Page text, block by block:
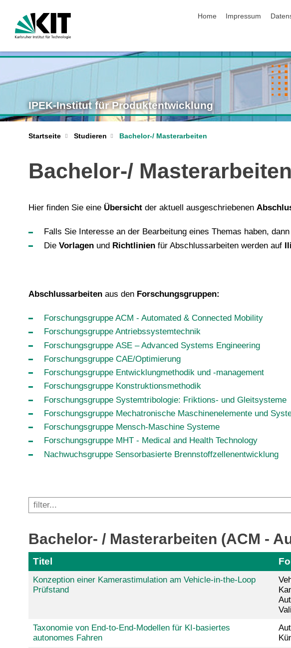
Home
Impressum
IPEK-Institut für Produktentwicklung
Startseite Studieren Bachelor-/ Masterarbeiten
Bachelor-/ Masterarbeiten
Hier finden Sie eine Übersicht der aktuell ausgeschriebenen
Falls Sie Interesse an der Bearbeitung eines Themas haben,
Die Vorlagen und Richtlinien für Abschlussarbeiten werden auf
Abschlussarbeiten aus den Forschungsgruppen:
Forschungsgruppe ACM - Automated & Connected Mobility
Forschungsgruppe Antriebssystemtechnik
Forschungsgruppe ASE – Advanced Systems Engineering
Forschungsgruppe CAE/Optimierung
Forschungsgruppe Entwicklungmethodik und -management
Forschungsgruppe Konstruktionsmethodik
Forschungsgruppe Systemtribologie: Friktions- und Gleitsysteme
Forschungsgruppe Mechatronische Maschinenelemente und
Forschungsgruppe Mensch-Maschine Systeme
Forschungsgruppe MHT - Medical and Health Technology
Nachwuchsgruppe Sensorbasierte Brennstoffzellenentwicklung
Bachelor- / Masterarbeiten (ACM -
Titel
Konzeption einer Kamerastimulation am Vehicle-in-the-Loop
Prüfstand
Taxonomie von End-to-End-Modellen für KI-basiertes
autonomes Fahren